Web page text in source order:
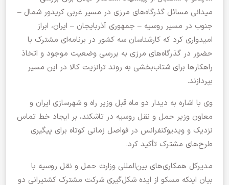
میدانی مسائل گذرگاه‌های مرزی در مسیر غربی کریدور شمال –
جنوب در مسیر روسیه – جمهوری آذربایجان – ایران، ابراز
امیدواری کرد که کارشناسان سه کشور در برنامه‌ای مشترک با
حضور در گذرگاه‌های مرزی به بررسی وضعیت موجود و اتخاذ
راهکارها برای شتاب‌بخشی به روند ترانزیت کالا در این مسیر
بپردازند.
وی با اشاره به دیدار دو ماه قبل وزیر راه و شهرسازی ایران و
معاون وزیر حمل و نقل روسیه در تاشکند، بر ایجاد خط تماس
نزدیک و ویدیوکنفرانس در فواصل زمانی کوتاه برای پیگیری
طرح‌های مشترک تأکید کرد.
مدیرکل همکاری‌های بین‌المللی وزارت حمل و نقل روسیه با
بیان اینکه مسکو از ایده شکل‌گیری شرکت مشترک کشتیرانی دو